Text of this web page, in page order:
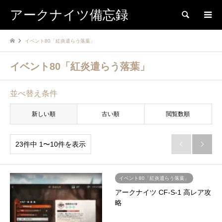
アークナイツ備忘録 検索
イベント80「紅炎遣らう落葉」
イベント80「紅炎遣らう落葉」
並べ替え条件
新しい順 古い順 閲覧数順
23件中 1〜10件を表示  
イベント80「紅炎遣らう落葉」
アークナイツ CF-S-1 高レア攻
略